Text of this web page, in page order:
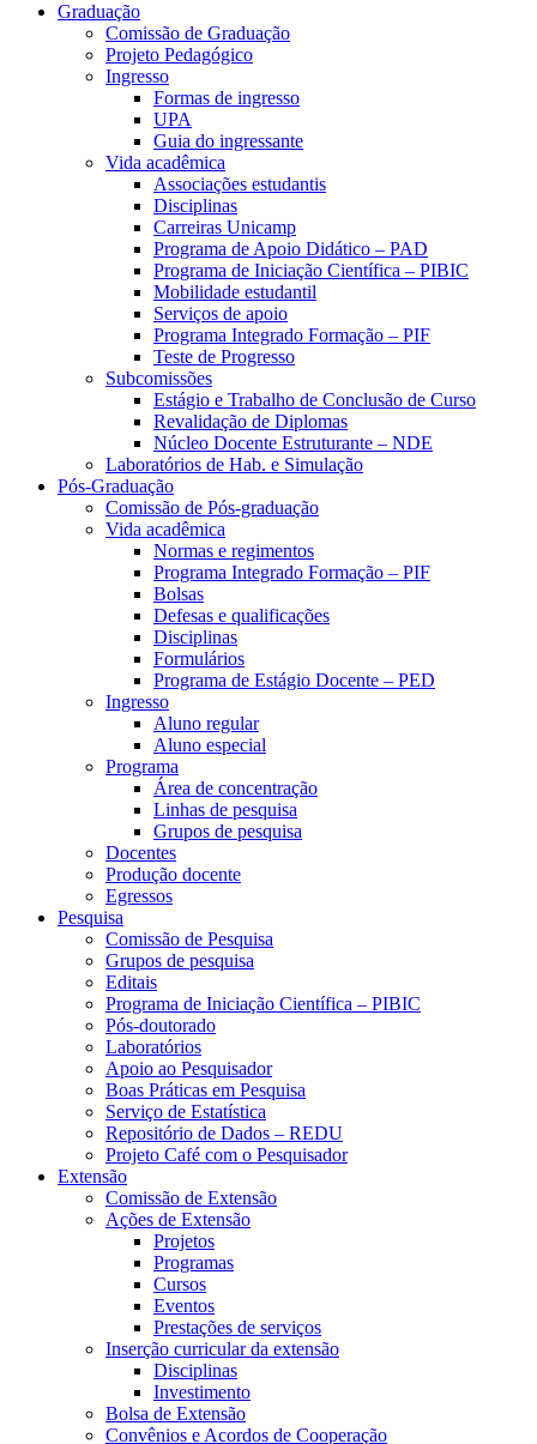
Graduação
Comissão de Graduação
Projeto Pedagógico
Ingresso
Formas de ingresso
UPA
Guia do ingressante
Vida acadêmica
Associações estudantis
Disciplinas
Carreiras Unicamp
Programa de Apoio Didático – PAD
Programa de Iniciação Científica – PIBIC
Mobilidade estudantil
Serviços de apoio
Programa Integrado Formação – PIF
Teste de Progresso
Subcomissões
Estágio e Trabalho de Conclusão de Curso
Revalidação de Diplomas
Núcleo Docente Estruturante – NDE
Laboratórios de Hab. e Simulação
Pós-Graduação
Comissão de Pós-graduação
Vida acadêmica
Normas e regimentos
Programa Integrado Formação – PIF
Bolsas
Defesas e qualificações
Disciplinas
Formulários
Programa de Estágio Docente – PED
Ingresso
Aluno regular
Aluno especial
Programa
Área de concentração
Linhas de pesquisa
Grupos de pesquisa
Docentes
Produção docente
Egressos
Pesquisa
Comissão de Pesquisa
Grupos de pesquisa
Editais
Programa de Iniciação Científica – PIBIC
Pós-doutorado
Laboratórios
Apoio ao Pesquisador
Boas Práticas em Pesquisa
Serviço de Estatística
Repositório de Dados – REDU
Projeto Café com o Pesquisador
Extensão
Comissão de Extensão
Ações de Extensão
Projetos
Programas
Cursos
Eventos
Prestações de serviços
Inserção curricular da extensão
Disciplinas
Investimento
Bolsa de Extensão
Convênios e Acordos de Cooperação